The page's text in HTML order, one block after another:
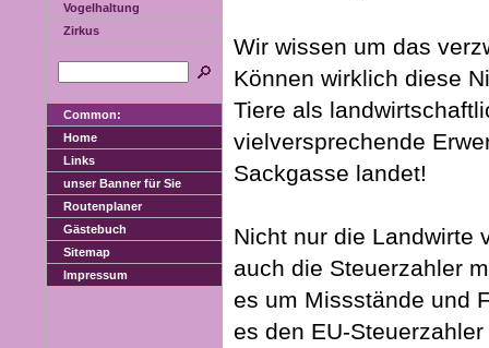
Vogelhaltung
Zirkus
Common:
Home
Links
unser Banner für Sie
Routenplaner
Gästebuch
Sitemap
Impressum
Wir wissen um das
Können wirklich diese
Tiere als
vielversprechende
Sackgasse landet!
Nicht nur die Landwirte
auch die Steuerzahler
es um Missstände und
es den EU-